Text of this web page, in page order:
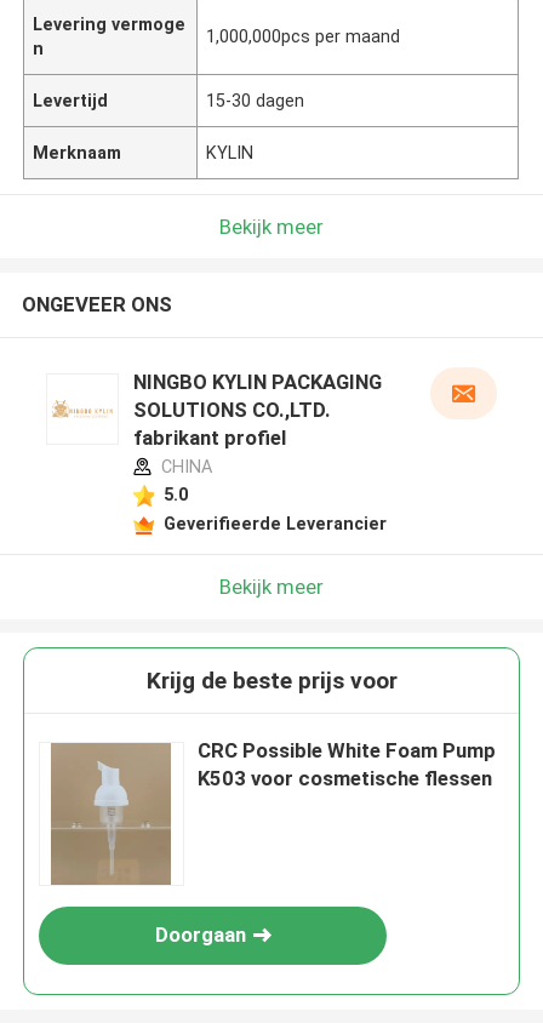
Levering vermoge
n
1,000,000pcs per maand
Levertijd 15-30 dagen
Merknaam KYLIN
Bekijk meer
ONGEVEER ONS
NINGBO KYLIN PACKAGING
SOLUTIONS CO.,LTD.
fabrikant profiel
CHINA
5.0
Geverifieerde Leverancier
Bekijk meer
Krijg de beste prijs voor
CRC Possible White Foam Pump
K503 voor cosmetische flessen
Doorgaan